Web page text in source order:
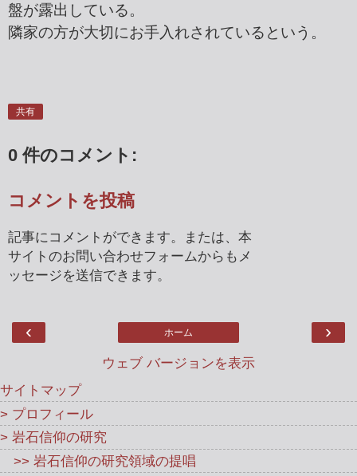
盤が露出している。
隣家の方が大切にお手入れされているという。
共有
0 件のコメント:
コメントを投稿
記事にコメントができます。または、本
サイトのお問い合わせフォームからもメ
ッセージを送信できます。
‹ ›
ホーム
ウェブ バージョンを表示
サイトマップ
> プロフィール
> 岩石信仰の研究
>> 岩石信仰の研究領域の提唱